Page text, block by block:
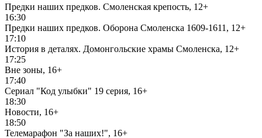
Предки наших предков. Смоленская крепость, 12+
16:30
Предки наших предков. Оборона Смоленска 1609-1611, 12+
17:10
История в деталях. Домонгольские храмы Смоленска, 12+
17:25
Вне зоны, 16+
17:40
Сериал "Код улыбки" 19 серия, 16+
18:30
Новости, 16+
18:50
Телемарафон "За наших!", 16+